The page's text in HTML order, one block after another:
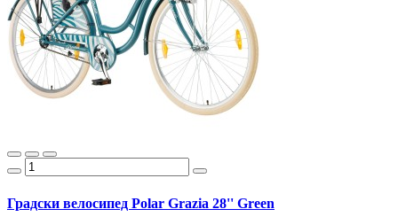
Градски велосипед Polar Grazia 28'' Green